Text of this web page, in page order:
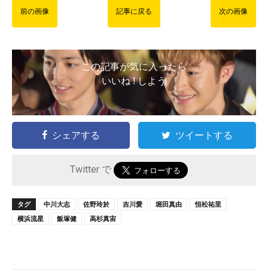
前の画像 記事に戻る 次の画像
この記事が気に入ったら
いいね ! しよう
シェアする ツイートする
Twitter で
タグ 中川大志 佐野玲於 吉川愛 堀田真由
恒松祐里
横浜流星
飯塚健 高杉真宙